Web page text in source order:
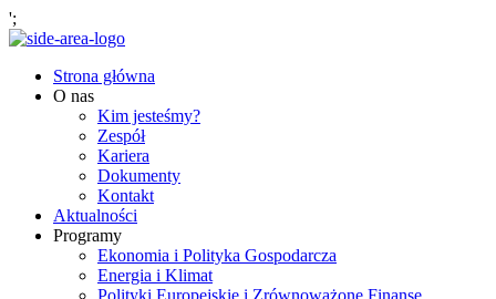
';
Strona główna
O nas
Kim jesteśmy?
Zespół
Kariera
Dokumenty
Kontakt
Aktualności
Programy
Ekonomia i Polityka Gospodarcza
Energia i Klimat
Polityki Europejskie i Zrównoważone Finanse